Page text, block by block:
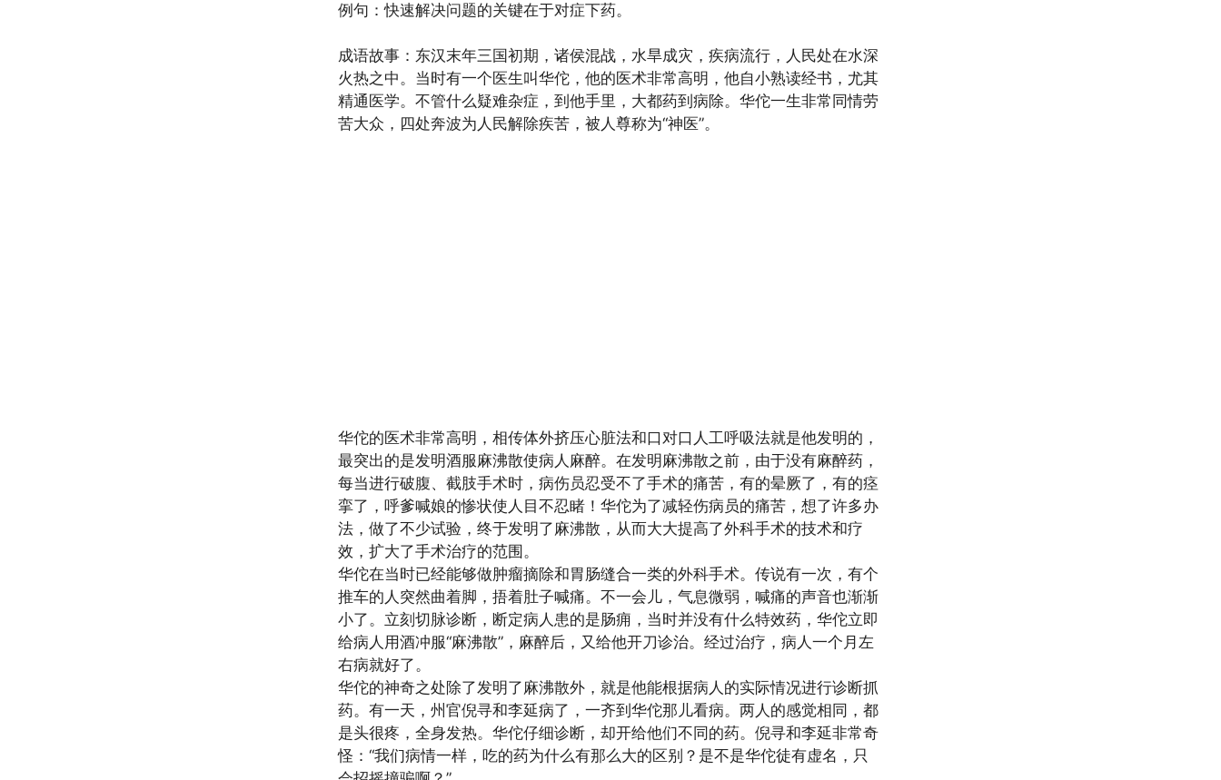
例句：快速解决问题的关键在于对症下药。
成语故事：东汉末年三国初期，诸侯混战，水旱成灾，疾病流行，人民处在水深
火热之中。当时有一个医生叫华佗，他的医术非常高明，他自小熟读经书，尤其
精通医学。不管什么疑难杂症，到他手里，大都药到病除。华佗一生非常同情劳
苦大众，四处奔波为人民解除疾苦，被人尊称为“神医”。
华佗的医术非常高明，相传体外挤压心脏法和口对口人工呼吸法就是他发明的，
最突出的是发明酒服麻沸散使病人麻醉。在发明麻沸散之前，由于没有麻醉药，
每当进行破腹、截肢手术时，病伤员忍受不了手术的痛苦，有的晕厥了，有的痉
挛了，呼爹喊娘的惨状使人目不忍睹！华佗为了减轻伤病员的痛苦，想了许多办
法，做了不少试验，终于发明了麻沸散，从而大大提高了外科手术的技术和疗
效，扩大了手术治疗的范围。
华佗在当时已经能够做肿瘤摘除和胃肠缝合一类的外科手术。传说有一次，有个
推车的人突然曲着脚，捂着肚子喊痛。不一会儿，气息微弱，喊痛的声音也渐渐
小了。立刻切脉诊断，断定病人患的是肠痈，当时并没有什么特效药，华佗立即
给病人用酒冲服“麻沸散”，麻醉后，又给他开刀诊治。经过治疗，病人一个月左
右病就好了。
华佗的神奇之处除了发明了麻沸散外，就是他能根据病人的实际情况进行诊断抓
药。有一天，州官倪寻和李延病了，一齐到华佗那儿看病。两人的感觉相同，都
是头很疼，全身发热。华佗仔细诊断，却开给他们不同的药。倪寻和李延非常奇
怪：“我们病情一样，吃的药为什么有那么大的区别？是不是华佗徒有虚名，只